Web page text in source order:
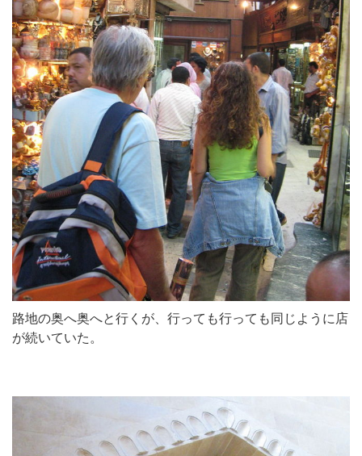
路地の奥へ奥へと行くが、行っても行っても同じように店
が続いていた。